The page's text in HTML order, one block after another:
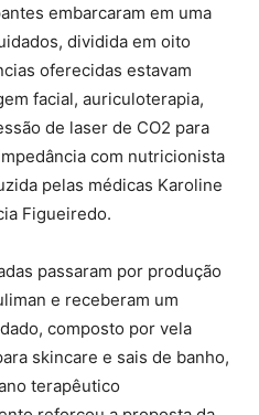
embarcaram em uma
dividida em oito
oferecidas estavam
facial, auriculoterapia,
de laser de CO2 para
com nutricionista
pelas médicas Karoline
Figueiredo.
passaram por produção
e receberam um
composto por vela
skincare e sais de banho,
terapêutico